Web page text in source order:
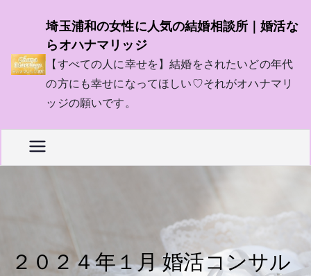
プ
埼玉浦和の女性に人気の結婚相談所｜婚活な
らオハナマリッジ
【すべての人に幸せを】結婚をされたいどの年代
の方にも幸せになってほしい♡それがオハナマリ
ッジの願いです。
２０２４年１月 婚活コンサル